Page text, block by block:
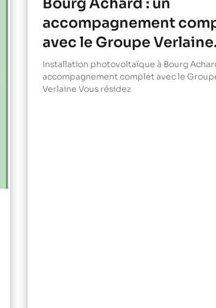
accompagnement
avec le Groupe Verlaine.
Installation photovoltaïque à Bourg
accompagnement complet avec le
Verlaine Vous résidez